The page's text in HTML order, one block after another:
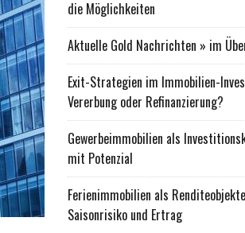
die Möglichkeiten
Aktuelle Gold Nachrichten » im
Exit-Strategien im Immobilien-
Vererbung oder Refinanzierung?
Gewerbeimmobilien als
mit Potenzial
Ferienimmobilien als
Saisonrisiko und Ertrag